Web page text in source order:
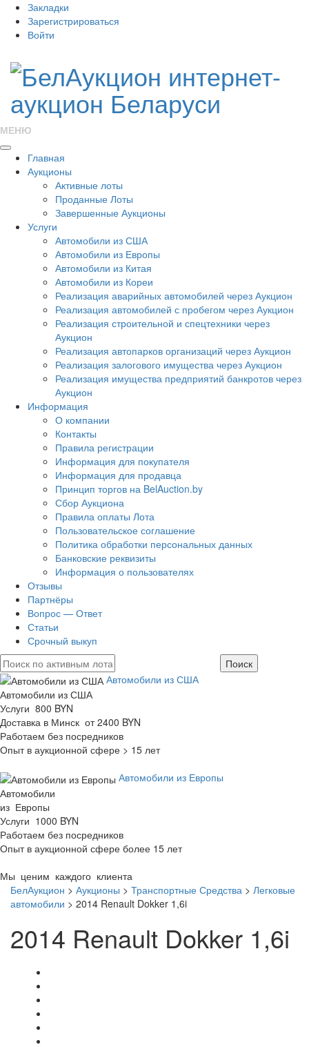
Закладки
Зарегистрироваться
Войти
МЕНЮ
Главная
Аукционы
Активные лоты
Проданные Лоты
Завершенные Аукционы
Услуги
Автомобили из США
Автомобили из Европы
Автомобили из Китая
Автомобили из Кореи
Реализация аварийных автомобилей через Аукцион
Реализация автомобилей с пробегом через Аукцион
Реализация строительной и спецтехники через
Аукцион
Реализация автопарков организаций через Аукцион
Реализация залогового имущества через Аукцион
Реализация имущества предприятий банкротов через
Аукцион
Информация
О компании
Контакты
Правила регистрации
Информация для покупателя
Информация для продавца
Принцип торгов на BelAuction.by
Сбор Аукциона
Правила оплаты Лота
Пользовательское соглашение
Политика обработки персональных данных
Банковские реквизиты
Информация о пользователях
Отзывы
Партнёры
Вопрос — Ответ
Статьи
Срочный выкуп
Автомобили из США
Автомобили из США
Услуги 800 BYN
Доставка в Минск от 2400 BYN
Работаем без посредников
Опыт в аукционной сфере > 15 лет
Автомобили из Европы
Автомобили
из Европы
Услуги 1000 BYN
Работаем без посредников
Опыт в аукционной сфере более 15 лет
Мы ценим каждого клиента
БелАукцион > Аукционы > Транспортные Средства > Легковые
автомобили > 2014 Renault Dokker 1,6i
2014 Renault Dokker 1,6i